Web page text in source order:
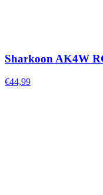
Sharkoon AK4W
€44,99